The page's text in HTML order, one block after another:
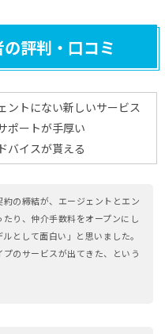
評判・口コミ
ントにない新しいサービス
ポートが手厚い
バイスが貰える
約の締結が、エージェントとエン
り、仲介手数料をオープンにし
として面白い」と思いました。
のサービスが出てきた、という